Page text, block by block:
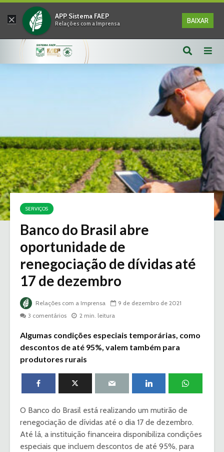
× APP Sistema FAEP
Relações com a Imprensa BAIXAR
SERVIÇOS
Banco do Brasil abre
oportunidade de
renegociação de dívidas até
17 de dezembro
Relações com a Imprensa
9 de dezembro de 2021
3 comentários
2 min. leitura
Algumas condições especiais temporárias, como
descontos de até 95%, valem também para
produtores rurais
O Banco do Brasil está realizando um mutirão de
renegociação de dívidas até o dia 17 de dezembro.
Até lá, a instituição financeira disponibiliza condições
especiais que incluem descontos de até 95%, para